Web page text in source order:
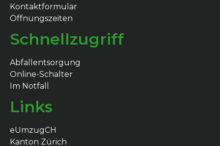
Kontaktformular
Öffnungszeiten
Schnellzugriff
Abfallentsorgung
Online-Schalter
Im Notfall
Links
eUmzugCH
Kanton Zürich